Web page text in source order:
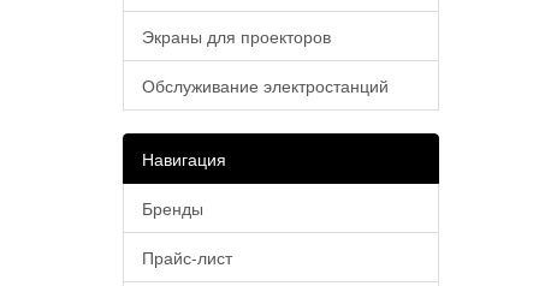
Экраны для проекторов
Обслуживание электростанций
Навигация
Бренды
Прайс-лист